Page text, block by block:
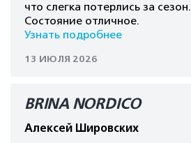
что слегка потерлись за
Состояние отличное.
Узнать подробнее
13 ИЮЛЯ 2026
BRINA NORDICO
Алексей Шировских